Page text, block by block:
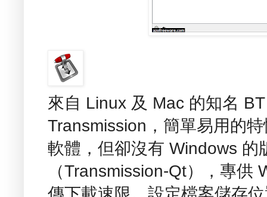
來自 Linux 及 Mac 的知名
Transmission，簡單易用的
軟體，但卻沒有 Windows 的
（Transmission-Qt），專供